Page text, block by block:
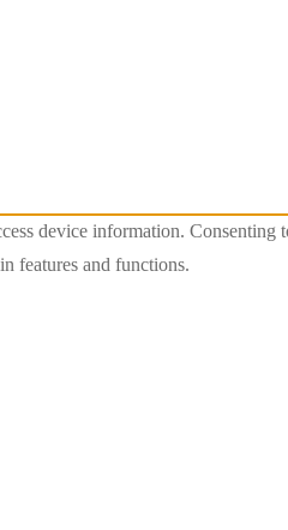
device information.
features and functions.